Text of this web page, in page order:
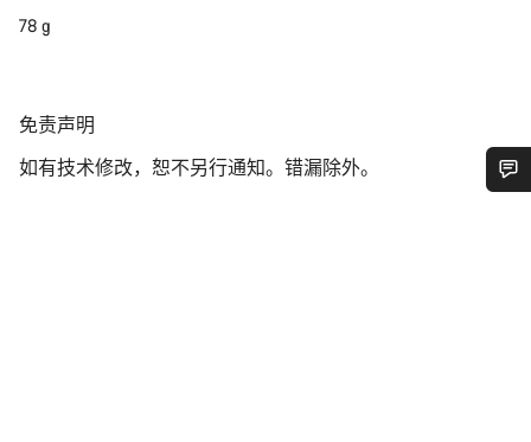
78 g
免
声
免责声明
如有技术修改，恕不另行通知。错漏除外。